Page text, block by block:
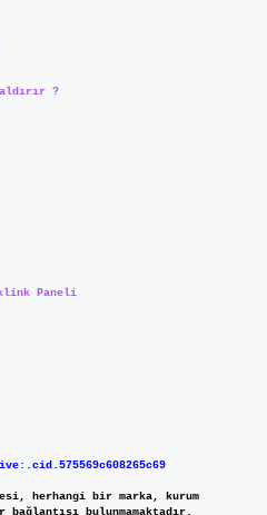
?
herhangi bir marka, kurum